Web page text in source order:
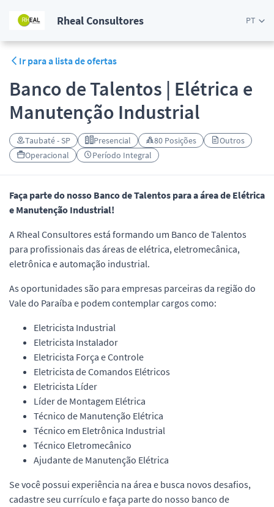
Rheal Consultores PT
Ir para a lista de ofertas
Banco de Talentos | Elétrica e
Manutenção Industrial
Taubaté - SP Presencial 80 Posições
Outros
Operacional
Período Integral
Faça parte do nosso Banco de Talentos para a área de Elétrica
e Manutenção Industrial!
A Rheal Consultores está formando um Banco de Talentos
para profissionais das áreas de elétrica, eletromecânica,
eletrônica e automação industrial.
As oportunidades são para empresas parceiras da região do
Vale do Paraíba e podem contemplar cargos como:
Eletricista Industrial
Eletricista Instalador
Eletricista Força e Controle
Eletricista de Comandos Elétricos
Eletricista Líder
Líder de Montagem Elétrica
Técnico de Manutenção Elétrica
Técnico em Eletrônica Industrial
Técnico Eletromecânico
Ajudante de Manutenção Elétrica
Se você possui experiência na área e busca novos desafios,
cadastre seu currículo e faça parte do nosso banco de